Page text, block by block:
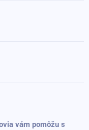
vám pomôžu s